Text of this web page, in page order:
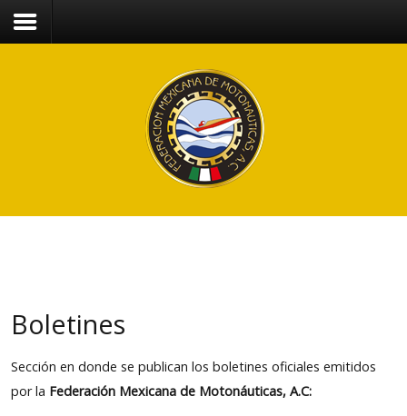
Boletines
Sección en donde se publican los boletines oficiales emitidos
por la Federación Mexicana de Motonáuticas, A.C: